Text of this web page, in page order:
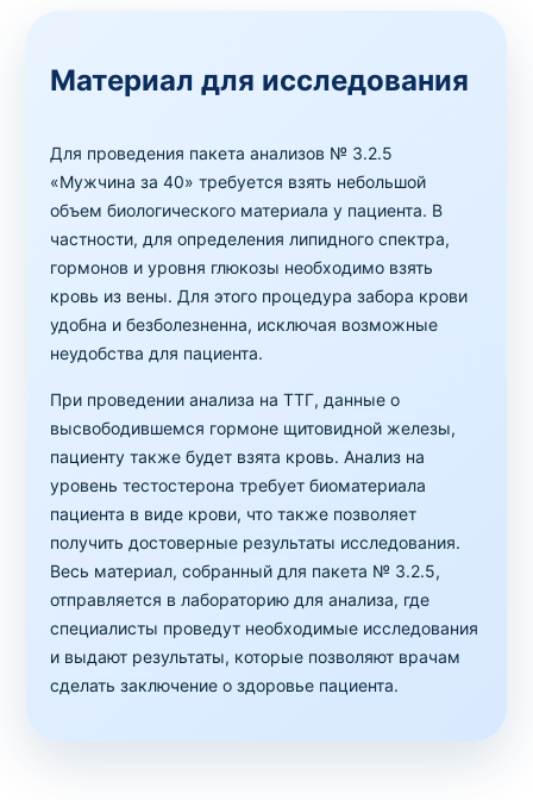
Материал для исследования
Для проведения пакета анализов № 3.2.5
«Мужчина за 40» требуется взять небольшой
объем биологического материала у пациента. В
частности, для определения липидного спектра,
гормонов и уровня глюкозы необходимо взять
кровь из вены. Для этого процедура забора крови
удобна и безболезненна, исключая возможные
неудобства для пациента.
При проведении анализа на ТТГ, данные о
высвободившемся гормоне щитовидной железы,
пациенту также будет взята кровь. Анализ на
уровень тестостерона требует биоматериала
пациента в виде крови, что также позволяет
получить достоверные результаты исследования.
Весь материал, собранный для пакета № 3.2.5,
отправляется в лабораторию для анализа, где
специалисты проведут необходимые исследования
и выдают результаты, которые позволяют врачам
сделать заключение о здоровье пациента.